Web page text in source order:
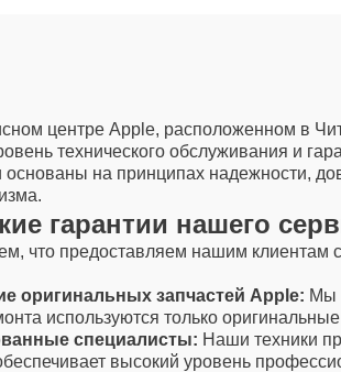
центре Apple, расположенном в
технического обслуживания и
основаны на принципах надежности,
гарантии нашего
что предоставляем нашим клиентам
оригинальных запчастей Apple: Мы
используются только оригинальные
специалисты: Наши техники
высокий уровень